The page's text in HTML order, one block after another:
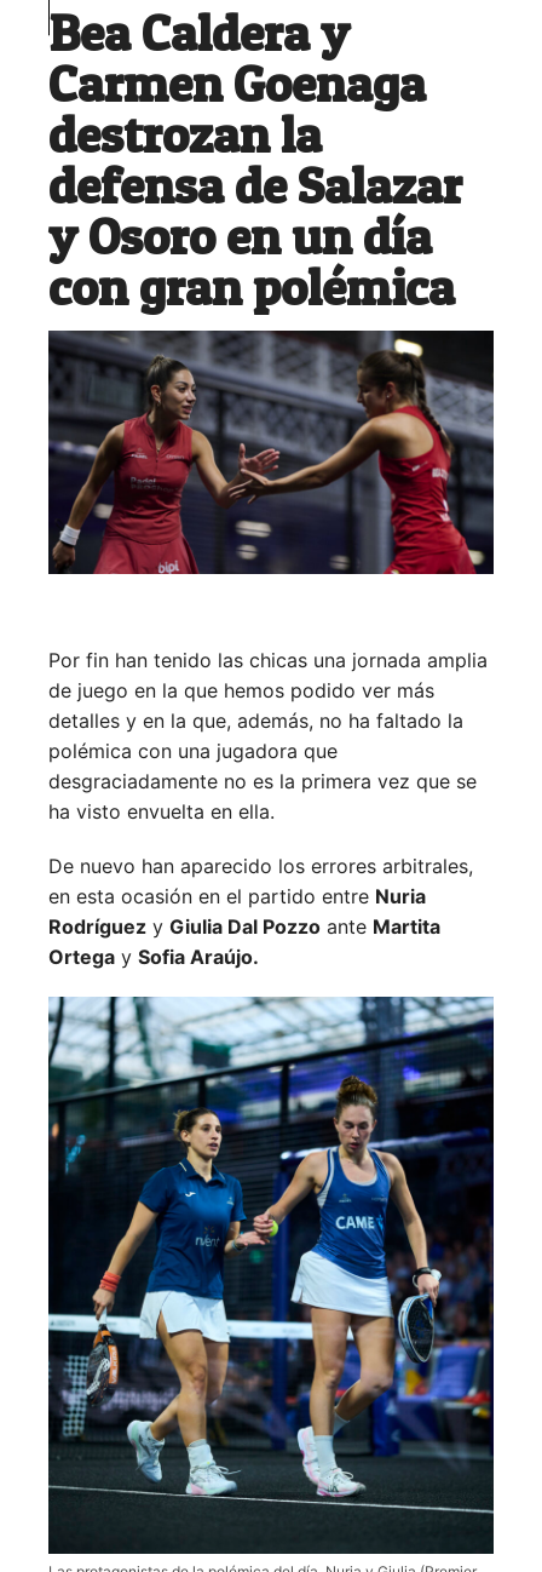
Bea Caldera y
Carmen Goenaga
destrozan la
defensa de Salazar
y Osoro en un día
con gran polémica
Por fin han tenido las chicas una jornada amplia
de juego en la que hemos podido ver más
detalles y en la que, además, no ha faltado la
polémica con una jugadora que
desgraciadamente no es la primera vez que se
ha visto envuelta en ella.
De nuevo han aparecido los errores arbitrales,
en esta ocasión en el partido entre Nuria
Rodríguez y Giulia Dal Pozzo ante Martita
Ortega y Sofia Araújo.